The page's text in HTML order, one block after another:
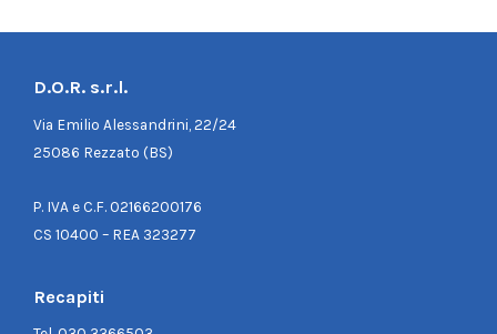
D.O.R. s.r.l.
Via Emilio Alessandrini, 22/24
25086 Rezzato (BS)
P. IVA e C.F. 02166200176
CS 10400 – REA 323277
Recapiti